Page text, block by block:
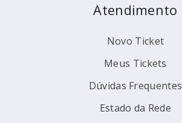
Atendimento
Novo Ticket
Meus Tickets
Dúvidas Frequentes
Estado da Rede